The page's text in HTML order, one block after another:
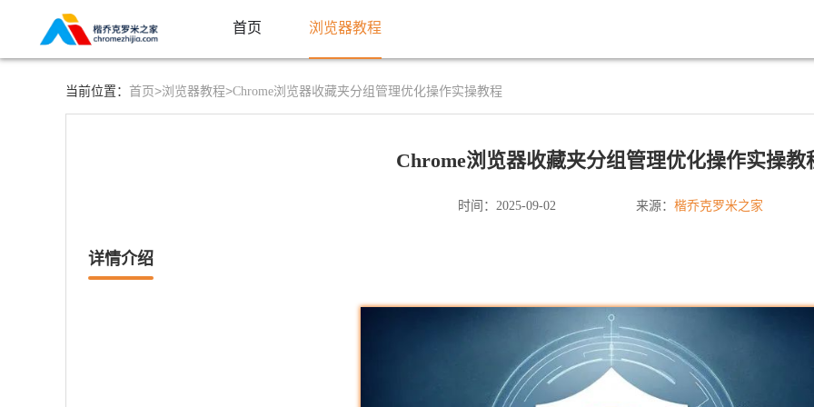
首页 浏览器教程
当前位置： 首页>浏览器教程>Chrome浏览器收藏夹分组管理优化操作实操教程
Chrome浏览器收藏夹分组管理优化操作实操教
时间：2025-09-02 来源： 楷乔克罗米之家
详情介绍